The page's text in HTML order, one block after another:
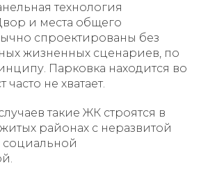
технология
и места общего
спроектированы без
жизненных сценариев, по
Парковка находится во
не хватает.
такие ЖК строятся в
районах с неразвитой
социальной